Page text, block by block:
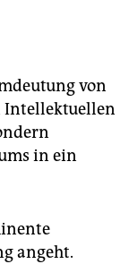
von
Intellektuellen
in ein
angeht.